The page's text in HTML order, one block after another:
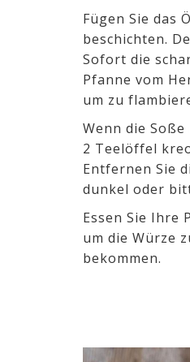
Fügen Sie das
beschichten.
Sofort die
Pfanne vom
um zu
Wenn die
2 Teelöffel
Entfernen Sie
dunkel oder
Essen Sie Ihre
um die Würze
bekommen.